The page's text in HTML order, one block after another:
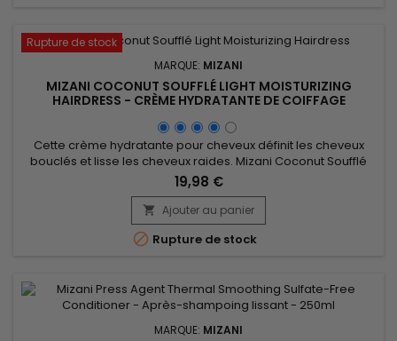
Rupture de stock
MARQUE: MIZANI
MIZANI COCONUT SOUFFLÉ LIGHT MOISTURIZING
HAIRDRESS - CRÈME HYDRATANTE DE COIFFAGE
Cette crème hydratante pour cheveux définit les cheveux
bouclés et lisse les cheveux raides. Mizani Coconut Soufflé
Light Moisturizing Hairdress fond sans effort dans les cheveux,
pénètre la fibre capillaire pour l'hydrater intensément et
minimiser la casse. Renforcée par les propriétés
hydratantes, revitalisantes de l'huile de Riz, de l’huile de...
19,98 €
 Ajouter au panier
 Rupture de stock
MARQUE: MIZANI